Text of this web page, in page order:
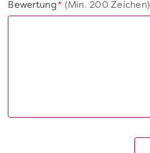
*
Bewertung(Min. 200 Zeichen)